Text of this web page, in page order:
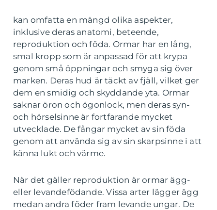
kan omfatta en mängd olika aspekter,
inklusive deras anatomi, beteende,
reproduktion och föda. Ormar har en lång,
smal kropp som är anpassad för att krypa
genom små öppningar och smyga sig över
marken. Deras hud är täckt av fjäll, vilket ger
dem en smidig och skyddande yta. Ormar
saknar öron och ögonlock, men deras syn-
och hörselsinne är fortfarande mycket
utvecklade. De fångar mycket av sin föda
genom att använda sig av sin skarpsinne i att
känna lukt och värme.
När det gäller reproduktion är ormar ägg-
eller levandefödande. Vissa arter lägger ägg
medan andra föder fram levande ungar. De